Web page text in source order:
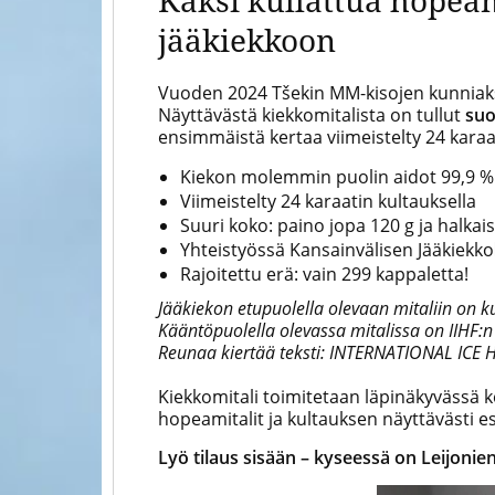
jääkiekkoon
Vuoden 2024 Tšekin MM-kisojen
Näyttävästä kiekkomitalista on tullut
ensimmäistä kertaa viimeistelty 24
Kiekon molemmin puolin aidot 99,9
Viimeistelty 24 karaatin kultauksella
Suuri koko: paino jopa 120 g ja
Yhteistyössä Kansainvälisen
Rajoitettu erä: vain 299 kappaletta!
Jääkiekon etupuolella olevaan mitaliin on
Kääntöpuolella olevassa mitalissa on
Reunaa kiertää teksti: INTERNATIONAL ICE
Kiekkomitali toimitetaan läpinäkyvässä
hopeamitalit ja kultauksen näyttävästi
Lyö tilaus sisään – kyseessä on